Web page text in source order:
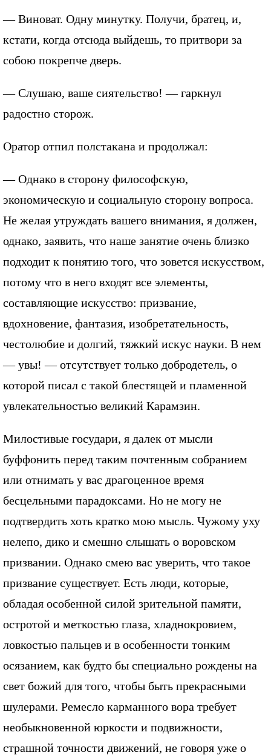
— Виноват. Одну минутку. Получи, братец, и,
кстати, когда отсюда выйдешь, то притвори за
собою покрепче дверь.
— Слушаю, ваше сиятельство! — гаркнул
радостно сторож.
Оратор отпил полстакана и продолжал:
— Однако в сторону философскую,
экономическую и социальную сторону вопроса.
Не желая утруждать вашего внимания, я должен,
однако, заявить, что наше занятие очень близко
подходит к понятию того, что зовется искусством,
потому что в него входят все элементы,
составляющие искусство: призвание,
вдохновение, фантазия, изобретательность,
честолюбие и долгий, тяжкий искус науки. В нем
— увы! — отсутствует только добродетель, о
которой писал с такой блестящей и пламенной
увлекательностью великий Карамзин.
Милостивые государи, я далек от мысли
буффонить перед таким почтенным собранием
или отнимать у вас драгоценное время
бесцельными парадоксами. Но не могу не
подтвердить хоть кратко мою мысль. Чужому уху
нелепо, дико и смешно слышать о воровском
призвании. Однако смею вас уверить, что такое
призвание существует. Есть люди, которые,
обладая особенной силой зрительной памяти,
остротой и меткостью глаза, хладнокровием,
ловкостью пальцев и в особенности тонким
осязанием, как будто бы специально рождены на
свет божий для того, чтобы быть прекрасными
шулерами. Ремесло карманного вора требует
необыкновенной юркости и подвижности,
страшной точности движений, не говоря уже о